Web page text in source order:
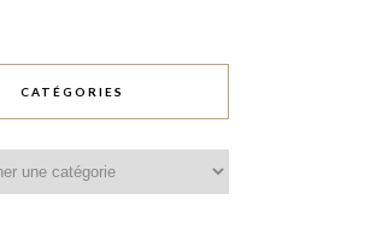
CATÉGORIES